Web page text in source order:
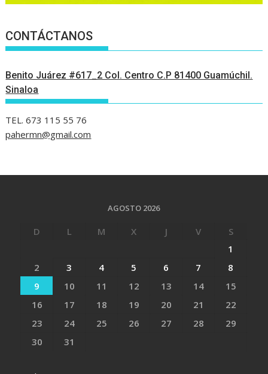
CONTÁCTANOS
Benito Juárez #617_2 Col. Centro C.P 81400 Guamúchil.
Sinaloa
TEL. 673 115 55 76
pahermn@gmail.com
AGOSTO 2026
D L M X J V
S
1
2
3 4 5 6 7
8
9
10 11 12 13 14
15
16
17 18 19 20 21
22
23
24 25 26 27 28
29
30
31